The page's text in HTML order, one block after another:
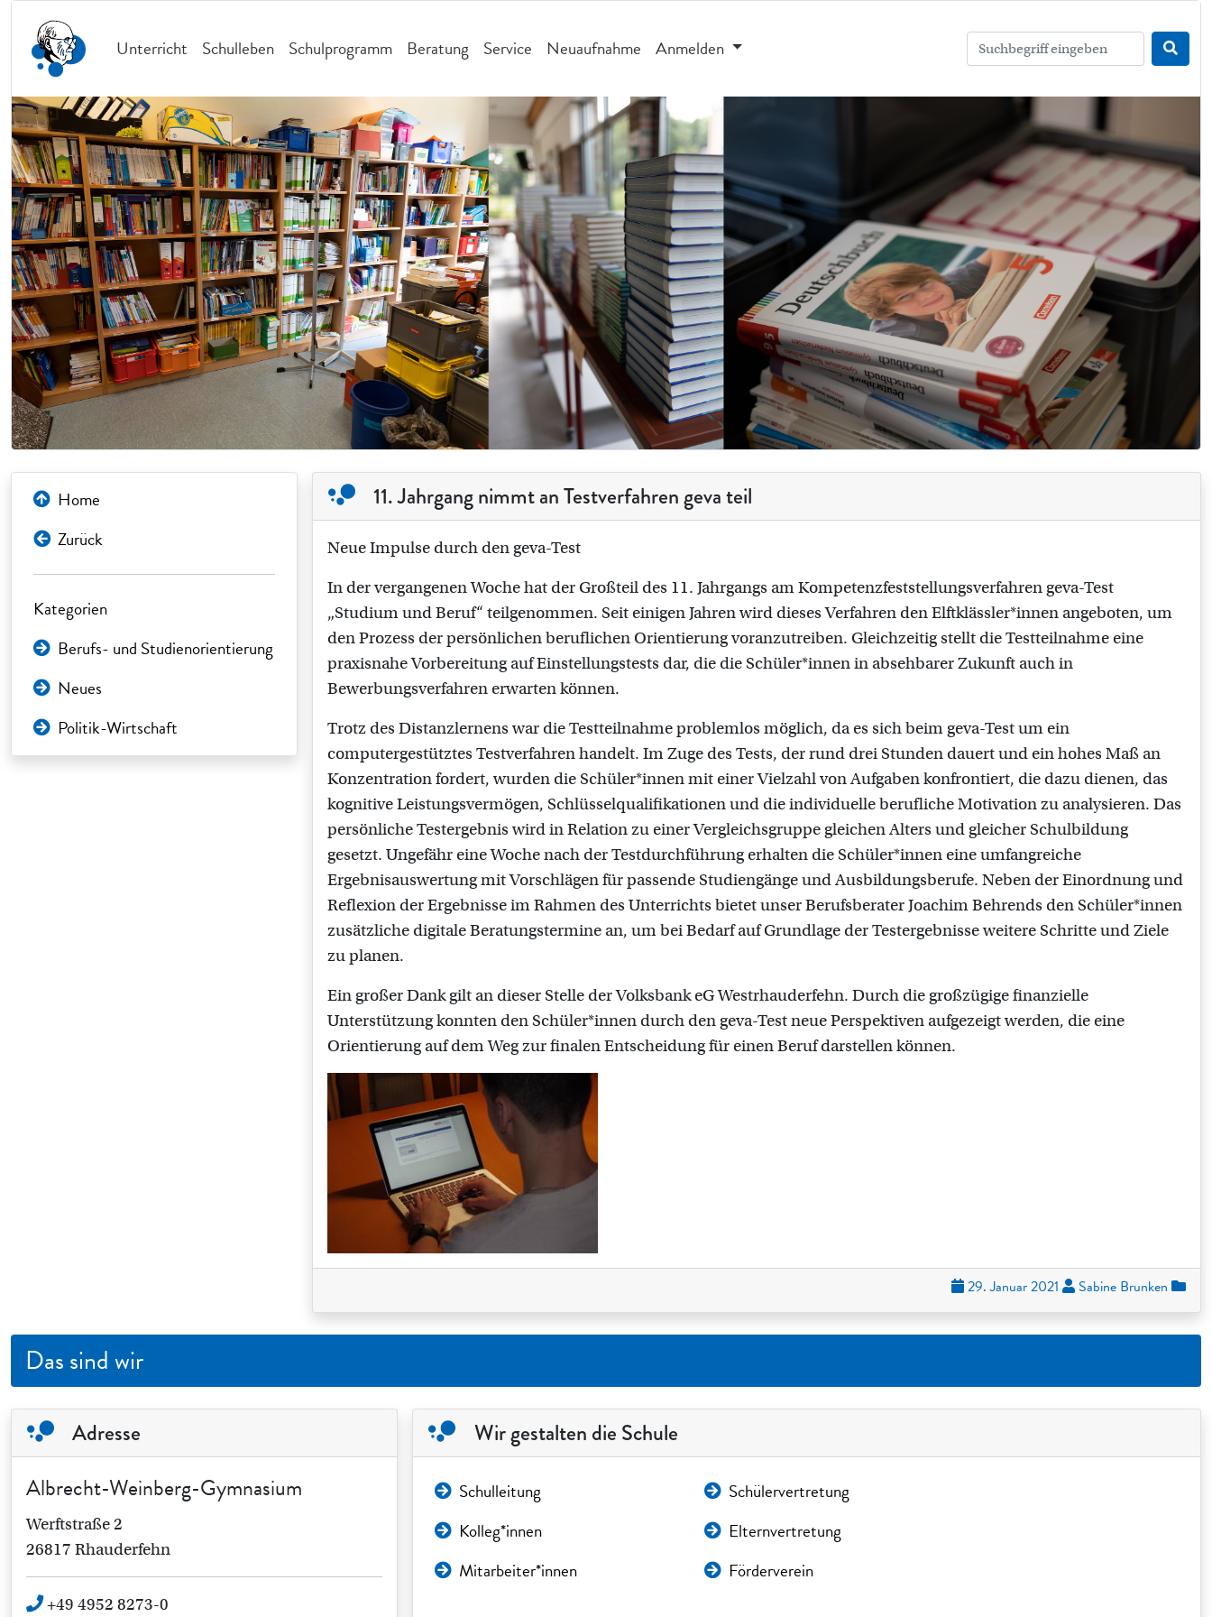
Unterricht Schulleben Schulprogramm Beratung Service Neuaufnahme Anmelden
Home
Zurück
Kategorien
Berufs- und Studienorientierung
Neues
Politik-Wirtschaft
11. Jahrgang nimmt an Testverfahren geva teil
Neue Impulse durch den geva-Test
In der vergangenen Woche hat der Großteil des 11. Jahrgangs am Kompetenzfeststellungsverfahren geva-Test
„Studium und Beruf“ teilgenommen. Seit einigen Jahren wird dieses Verfahren den Elftklässler*innen angeboten, um
den Prozess der persönlichen beruflichen Orientierung voranzutreiben. Gleichzeitig stellt die Testteilnahme eine
praxisnahe Vorbereitung auf Einstellungstests dar, die die Schüler*innen in absehbarer Zukunft auch in
Bewerbungsverfahren erwarten können.
Trotz des Distanzlernens war die Testteilnahme problemlos möglich, da es sich beim geva-Test um ein
computergestütztes Testverfahren handelt. Im Zuge des Tests, der rund drei Stunden dauert und ein hohes Maß an
Konzentration fordert, wurden die Schüler*innen mit einer Vielzahl von Aufgaben konfrontiert, die dazu dienen, das
kognitive Leistungsvermögen, Schlüsselqualifikationen und die individuelle berufliche Motivation zu analysieren. Das
persönliche Testergebnis wird in Relation zu einer Vergleichsgruppe gleichen Alters und gleicher Schulbildung
gesetzt. Ungefähr eine Woche nach der Testdurchführung erhalten die Schüler*innen eine umfangreiche
Ergebnisauswertung mit Vorschlägen für passende Studiengänge und Ausbildungsberufe. Neben der Einordnung und
Reflexion der Ergebnisse im Rahmen des Unterrichts bietet unser Berufsberater Joachim Behrends den Schüler*innen
zusätzliche digitale Beratungstermine an, um bei Bedarf auf Grundlage der Testergebnisse weitere Schritte und Ziele
zu planen.
Ein großer Dank gilt an dieser Stelle der Volksbank eG Westrhauderfehn. Durch die großzügige finanzielle
Unterstützung konnten den Schüler*innen durch den geva-Test neue Perspektiven aufgezeigt werden, die eine
Orientierung auf dem Weg zur finalen Entscheidung für einen Beruf darstellen können.
29. Januar 2021 Sabine Brunken
Das sind wir
Adresse
Albrecht-Weinberg-Gymnasium
Werftstraße 2
26817 Rhauderfehn
+49 4952 8273-0
Wir gestalten die Schule
Schulleitung
Kolleg*innen
Mitarbeiter*innen
Schülervertretung
Elternvertretung
Förderverein